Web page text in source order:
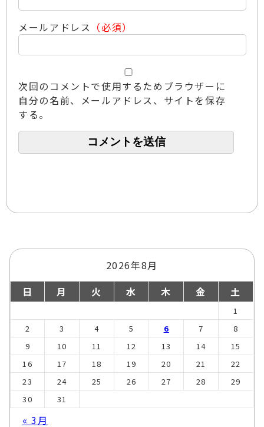
メールアドレス （必須）
次回のコメントで使用するためブラウザーに
自分の名前、メールアドレス、サイトを保存
する。
2026年8月
日
月 火 水 木 金 土
1
2
3 4 5 6 7
8
9
10 11 12 13 14
15
16
17 18 19 20 21
22
23
24 25 26 27 28
29
30
31
« 3月